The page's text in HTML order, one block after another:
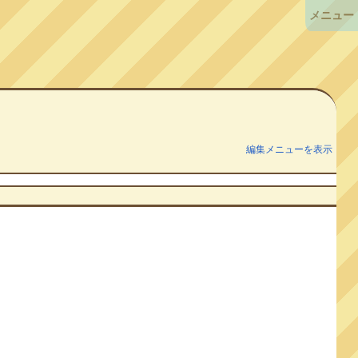
編集メニューを表示
メニュー